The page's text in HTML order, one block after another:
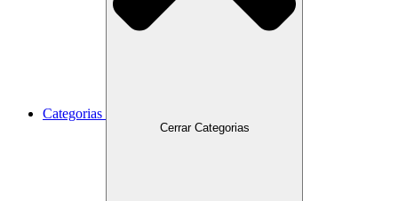
Categorias
Cerrar Categorias